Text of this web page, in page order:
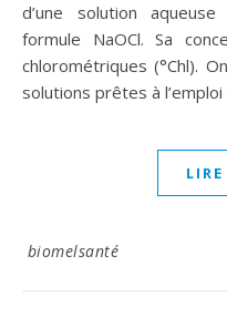
d’une solution
formule NaOCl. Sa
chlorométriques (°Chl).
solutions prêtes à
biomelsanté